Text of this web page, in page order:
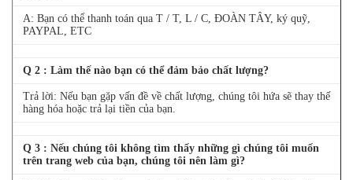
A: Bạn có thể thanh toán qua T / T, L / C, ĐOÀN TÂY, ký quỹ,
PAYPAL, ETC
Q 2 : Làm thế nào bạn có thể đảm bảo chất lượng?
Trả lời: Nếu bạn gặp vấn đề về chất lượng, chúng tôi hứa sẽ thay thế
hàng hóa hoặc trả lại tiền của bạn.
Q 3 : Nếu chúng tôi không tìm thấy những gì chúng tôi muốn
trên trang web của bạn, chúng tôi nên làm gì?